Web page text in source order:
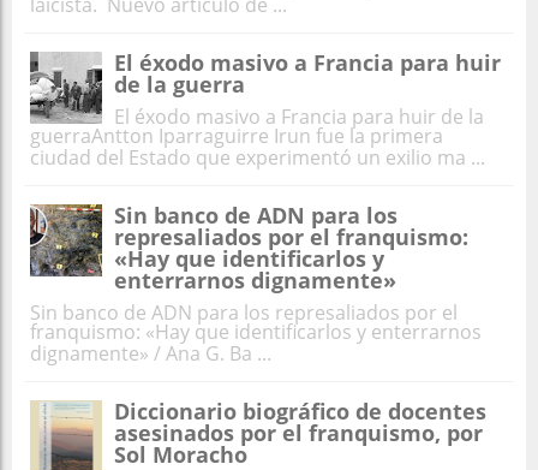
El éxodo masivo a Francia para huir
de la guerra
El éxodo masivo a Francia para huir de la
guerraAntton Iparraguirre Irun fue la primera
ciudad del Estado que experimentó un exilio ma ...
Sin banco de ADN para los
represaliados por el franquismo:
«Hay que identificarlos y
enterrarnos dignamente»
Sin banco de ADN para los represaliados por el
franquismo: «Hay que identificarlos y enterrarnos
dignamente» / Ana G. Ba ...
Diccionario biográfico de docentes
asesinados por el franquismo, por
Sol Moracho